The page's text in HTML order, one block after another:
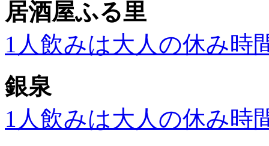
居酒屋ふる里
1人飲みは大人の休み時
銀泉
1人飲みは大人の休み時